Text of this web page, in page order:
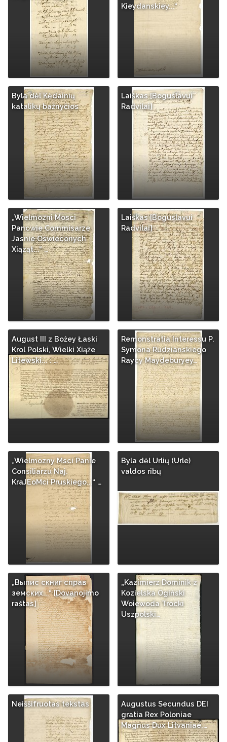
Kieydanskiey...“
Byla dėl Kėdainių
katalikų bažnyčios
Laiškas [Boguslavui
Radvilai]
„Wielmozni Mosci
Panowie Commisarze
Jasnie Oswieconych
Xiąząt...“ …
Laiškas [Boguslavui
Radvilai]
August III z Bożey Łaski
Krol Polski, Wielki Xiąże
Litewski... : …
Remonstratia Interessu P.
Symona Rudzianskiego
Raycy Maydeburyey…
„Wielmozny Msci Panie
Consiliarzu Naj.
KraJEoMci Pruskiego...“ …
Byla dėl Urlių (Urle)
valdos ribų
„Выпис скниг справ
земских...“ [Dovanojimo
raštas]
„Kazimierz Dominik z
Kozielska Ogiński
Woiewoda Trocki
Uszpolski…
Neiššifruotas tekstas
Augustus Secundus DEI
gratia Rex Poloniae
Magnus Dux Litvaniae,…